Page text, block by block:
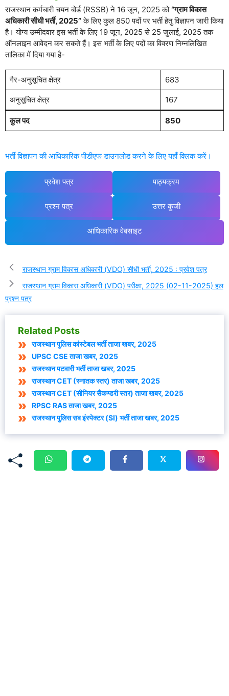
राजस्थान कर्मचारी चयन बोर्ड (RSSB) ने 16 जून, 2025 को“ग्राम विकास
अधिकारी सीधी भर्ती, 2025”के लिए कुल 850 पदों पर भर्ती हेतु विज्ञापन जारी किया
है। योग्य उम्मीदवार इस भर्ती के लिए 19 जून, 2025 से 25 जुलाई, 2025 तक
ऑनलाइन आवेदन कर सकते हैं। इस भर्ती के लिए पदों का विवरण निम्नलिखित
तालिका में दिया गया है-
गैर-अनुसूचित क्षेत्र 683
अनुसूचित क्षेत्र 167
कुल पद 850
भर्ती विज्ञापन की आधिकारिक पीडीएफ डाउनलोड करने के लिए यहाँ क्लिक करें।
प्रवेश पत्र पाठ्यक्रम
प्रश्न पत्र उत्तर कुंजी
आधिकारिक वेबसाइट
राजस्थान ग्राम विकास अधिकारी (VDO) सीधी भर्ती, 2025 : प्रवेश पत्र
राजस्थान ग्राम विकास अधिकारी (VDO) परीक्षा, 2025 (02-11-2025) हल
प्रश्न पत्र
Related Posts
राजस्थान पुलिस कांस्टेबल भर्ती ताजा खबर, 2025
UPSC CSE ताजा खबर, 2025
राजस्थान पटवारी भर्ती ताजा खबर, 2025
राजस्थान CET (स्नातक स्तर) ताजा खबर, 2025
राजस्थान CET (सीनियर सैकण्डरी स्तर) ताजा खबर, 2025
RPSC RAS ताजा खबर, 2025
राजस्थान पुलिस सब इंस्पेक्टर (SI) भर्ती ताजा खबर, 2025